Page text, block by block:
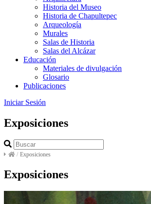
Historia del Museo
Historia de Chapultepec
Arqueología
Murales
Salas de Historia
Salas del Alcázar
Educación
Materiales de divulgación
Glosario
Publicaciones
Iniciar Sesión
Exposiciones
/ Exposiciones
Exposiciones